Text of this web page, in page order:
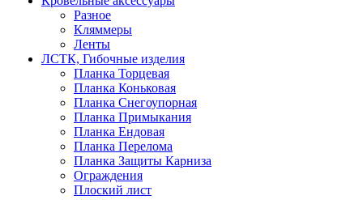
Разное
Кляммеры
Ленты
ЛСТК, Гибочные изделия
Планка Торцевая
Планка Коньковая
Планка Снегоупорная
Планка Примыкания
Планка Ендовая
Планка Перелома
Планка Защиты Карниза
Ограждения
Плоский лист